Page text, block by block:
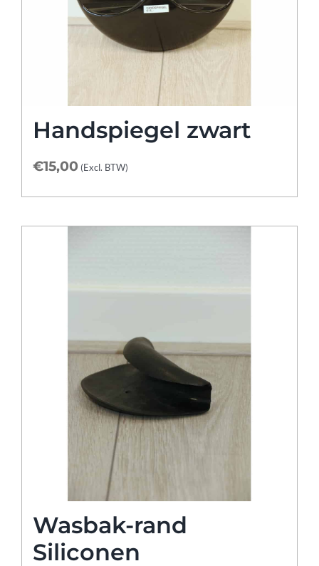
Handspiegel zwart
€15,00 (Excl. BTW)
Wasbak-rand
Siliconen